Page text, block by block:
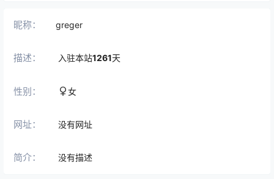
昵称： greger
描述： 入驻本站1261天
性别： 女
网址： 没有网址
简介： 没有描述